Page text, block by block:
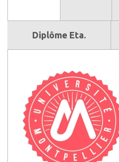
Diplôme Eta.